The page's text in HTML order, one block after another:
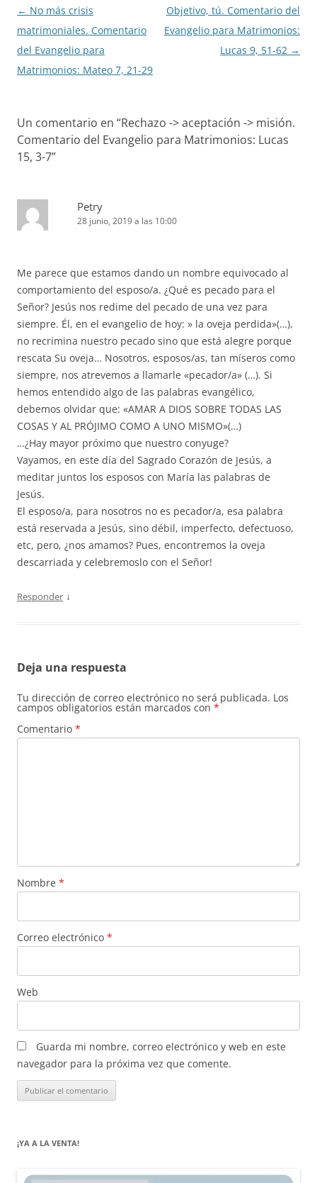
Navegación
de
entradas
← No más crisis
matrimoniales. Comentario
del Evangelio para
Matrimonios: Mateo 7, 21-29
Objetivo, tú. Comentario del
Evangelio para Matrimonios:
Lucas 9, 51-62 →
Un comentario en “Rechazo -> aceptación -> misión.
Comentario del Evangelio para Matrimonios: Lucas
15, 3-7”
Petry
28 junio, 2019 a las 10:00
Me parece que estamos dando un nombre equivocado al
comportamiento del esposo/a. ¿Qué es pecado para el
Señor? Jesús nos redime del pecado de una vez para
siempre. Él, en el evangelio de hoy: » la oveja perdida»(…),
no recrimina nuestro pecado sino que está alegre porque
rescata Su oveja… Nosotros, esposos/as, tan míseros como
siempre, nos atrevemos a llamarle «pecador/a» (…). Si
hemos entendido algo de las palabras evangélico,
debemos olvidar que: «AMAR A DIOS SOBRE TODAS LAS
COSAS Y AL PRÓJIMO COMO A UNO MISMO»(…)
…¿Hay mayor próximo que nuestro conyuge?
Vayamos, en este día del Sagrado Corazón de Jesús, a
meditar juntos los esposos con María las palabras de
Jesús.
El esposo/a, para nosotros no es pecador/a, esa palabra
está reservada a Jesús, sino débil, imperfecto, defectuoso,
etc, pero, ¿nos amamos? Pues, encontremos la oveja
descarriada y celebremoslo con el Señor!
Responder ↓
Deja una respuesta
Tu dirección de correo electrónico no será publicada. Los
campos obligatorios están marcados con *
Comentario *
Nombre *
Correo electrónico *
Web
Guarda mi nombre, correo electrónico y web en este
navegador para la próxima vez que comente.
¡YA A LA VENTA!